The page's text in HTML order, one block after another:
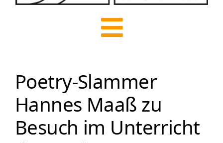
Toggle
Start
Über uns
Menschen
Poetry-Slammer
Hannes Maaß zu
Besuch im Unterricht